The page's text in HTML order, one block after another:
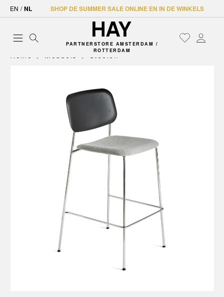
EN / NL SHOP DE SUMMER SALE ONLINE EN IN DE WINKELS
PARTNERSTORE AMSTERDAM /
ROTTERDAM
Home Meubels Stoelen